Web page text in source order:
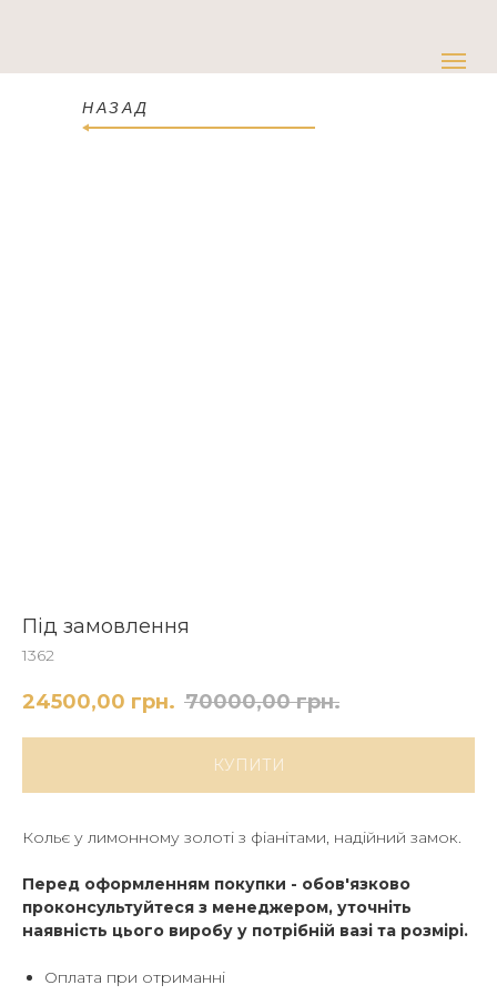
НАЗАД
Під замовлення
1362
24500,00 грн. 70000,00 грн.
КУПИТИ
Кольє у лимонному золоті з фіанітами, надійний замок.
Перед оформленням покупки - обов'язково
проконсультуйтеся з менеджером, уточніть
наявність цього виробу у потрібній вазі та розмірі.
Оплата при отриманні